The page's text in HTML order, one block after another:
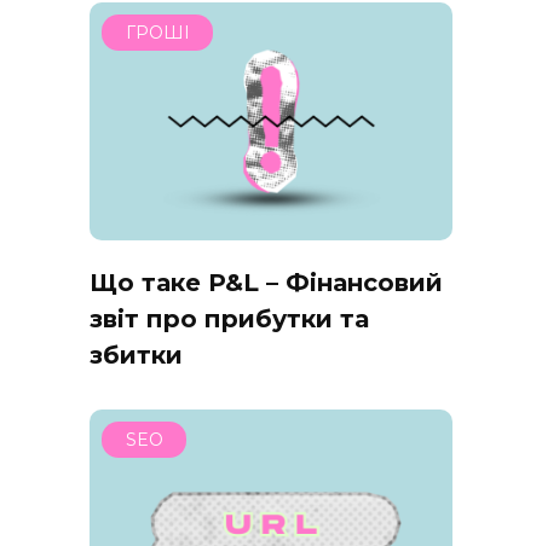
ГРОШІ
Що таке P&L – Фінансовий
звіт про прибутки та
збитки
SEO